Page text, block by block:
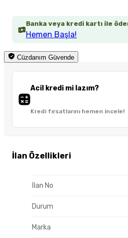
Banka veya kredi kartı ile
Hemen Başla!
Cüzdanım Güvende
Acil kredi mi lazım?
Kredi fırsatlarını hemen incele!
İlan Özellikleri
İlan No
Durum
Marka